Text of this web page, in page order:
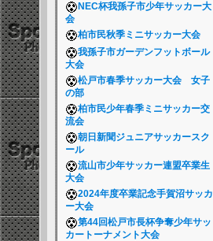
NEC杯我孫子市少年サッカー大
会
柏市民秋季ミニサッカー大会
我孫子市ガーデンフットボール
大会
松戸市春季サッカー大会 女子
の部
柏市民少年春季ミニサッカー交
流会
朝日新聞ジュニアサッカースク
ール
流山市少年サッカー連盟卒業生
大会
2024年度卒業記念手賀沼サッカ
ー大会
第44回松戸市長杯争奪少年サッ
カートーナメント大会